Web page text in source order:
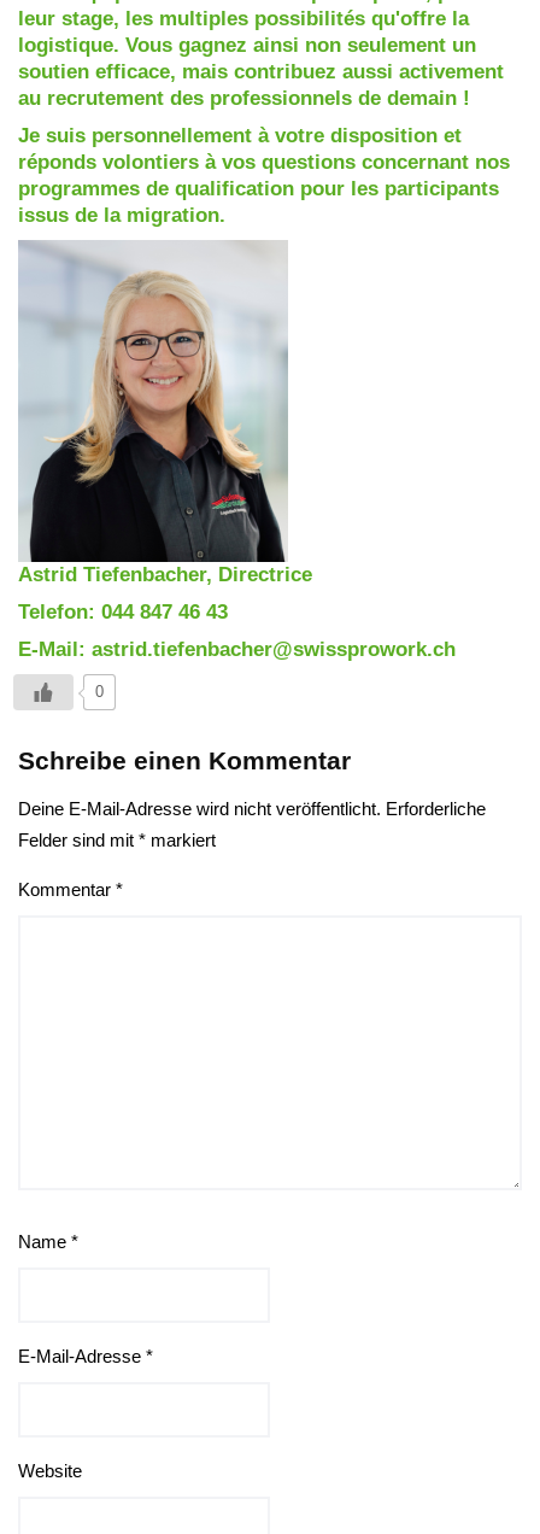
leur stage, les multiples possibilités qu'offre la
logistique. Vous gagnez ainsi non seulement un
soutien efficace, mais contribuez aussi activement
au recrutement des professionnels de demain !
Je suis personnellement à votre disposition et
réponds volontiers à vos questions concernant nos
programmes de qualification pour les participants
issus de la migration.
Astrid Tiefenbacher, Directrice
Telefon: 044 847 46 43
E-Mail: astrid.tiefenbacher@swissprowork.ch
0
Schreibe einen Kommentar
Deine E-Mail-Adresse wird nicht veröffentlicht. Erforderliche
Felder sind mit * markiert
Kommentar *
Name *
E-Mail-Adresse *
Website